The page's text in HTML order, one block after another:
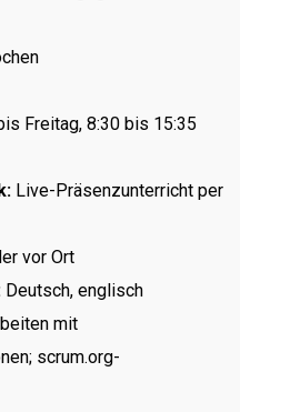
Freitag, 8:30 bis 15:35
Live-Präsenzunterricht per
vor Ort
Deutsch, englisch
mit
scrum.org-